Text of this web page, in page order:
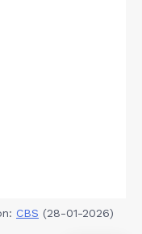
CBS (28-01-2026)